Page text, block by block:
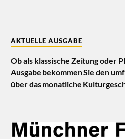
AKTUELLE AUSGABE
Ob als klassische Zeitung oder
Ausgabe bekommen Sie den
über das monatliche